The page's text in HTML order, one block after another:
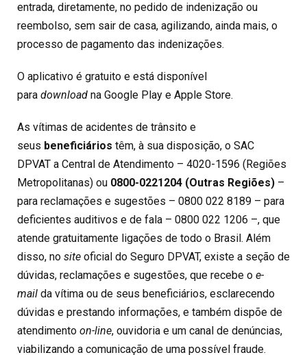
entrada, diretamente, no pedido de indenização ou
reembolso, sem sair de casa, agilizando, ainda mais, o
processo de pagamento das indenizações.
O aplicativo é gratuito e está disponível
para download na Google Play e Apple Store.
As vítimas de acidentes de trânsito e
seus beneficiários têm, à sua disposição, o SAC
DPVAT a Central de Atendimento – 4020-1596 (Regiões
Metropolitanas) ou 0800-0221204 (Outras Regiões) –
para reclamações e sugestões – 0800 022 8189 – para
deficientes auditivos e de fala – 0800 022 1206 –, que
atende gratuitamente ligações de todo o Brasil. Além
disso, no site oficial do Seguro DPVAT, existe a seção de
dúvidas, reclamações e sugestões, que recebe o e-
mail da vítima ou de seus beneficiários, esclarecendo
dúvidas e prestando informações, e também dispõe de
atendimento on-line, ouvidoria e um canal de denúncias,
viabilizando a comunicação de uma possível fraude.